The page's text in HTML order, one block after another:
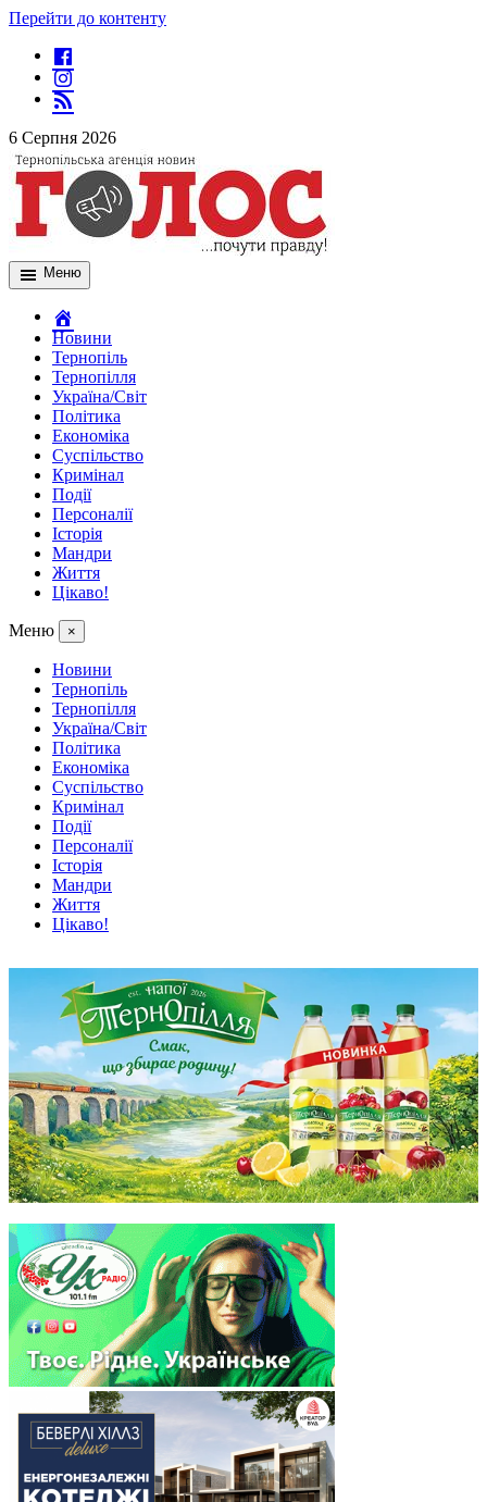
Перейти до контенту
6 Серпня 2026
Меню
Новини
Тернопіль
Тернопілля
Україна/Світ
Політика
Економіка
Суспільство
Кримінал
Події
Персоналії
Історія
Мандри
Життя
Цікаво!
Меню ×
Новини
Тернопіль
Тернопілля
Україна/Світ
Політика
Економіка
Суспільство
Кримінал
Події
Персоналії
Історія
Мандри
Життя
Цікаво!